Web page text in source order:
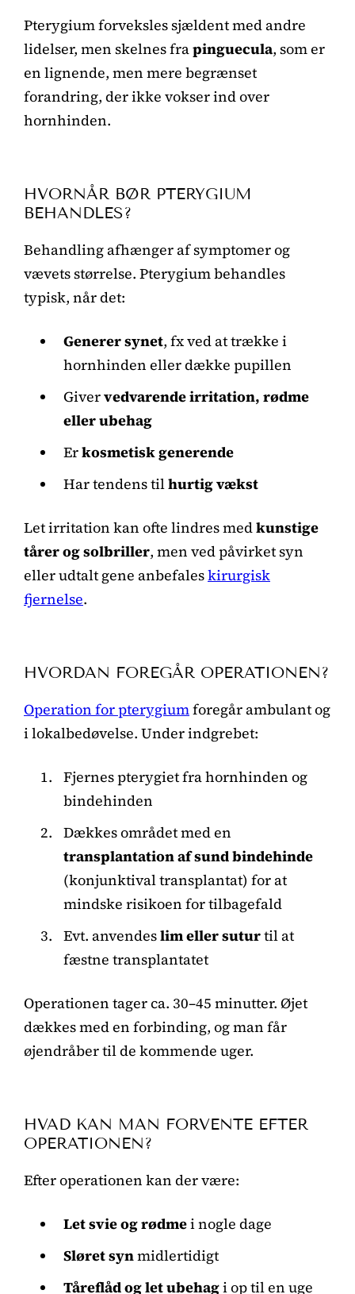
Pterygium forveksles sjældent med andre
lidelser, men skelnes frapinguecula, som er
en lignende, men mere begrænset
forandring, der ikke vokser ind over
hornhinden.
HVORNÅR BØR PTERYGIUM
BEHANDLES?
Behandling afhænger af symptomer og
vævets størrelse. Pterygium behandles
typisk, når det:
Generer synet, fx ved at trække i
hornhinden eller dække pupillen
Givervedvarende irritation, rødme
eller ubehag
Erkosmetisk generende
Har tendens tilhurtig vækst
Let irritation kan ofte lindres medkunstige
tårer og solbriller, men ved påvirket syn
eller udtalt gene anbefaleskirurgisk
fjernelse.
HVORDAN FOREGÅR OPERATIONEN?
Operation for pterygiumforegår ambulant og
i lokalbedøvelse. Under indgrebet:
Fjernes pterygiet fra hornhinden og
bindehinden
Dækkes området med en
transplantation af sund bindehinde
(konjunktival transplantat) for at
mindske risikoen for tilbagefald
Evt. anvendeslim eller suturtil at
fæstne transplantatet
Operationen tager ca. 30–45 minutter. Øjet
dækkes med en forbinding, og man får
øjendråber til de kommende uger.
HVAD KAN MAN FORVENTE EFTER
OPERATIONEN?
Efter operationen kan der være:
Let svie og rødmei nogle dage
Sløret synmidlertidigt
Tåreflåd og let ubehagi op til en uge